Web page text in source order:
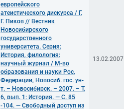
европейского
атеистического дискурса / Г.
Г. Пиков // Вестник
Новосибирского
государственного
университета. Серия:
История, филология:
научный журнал / М-во
образования и науки Рос.
Федерации, Новосиб. гос. ун-
т. – Новосибирск. – 2007. – Т.
6, вып. 1: История. — С. 85
-104. — Свободный доступ из
13.02.2007